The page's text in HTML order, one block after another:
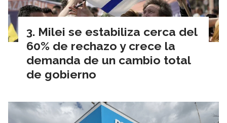
Milei se estabiliza cerca del
60% de rechazo y crece la
demanda de un cambio total
de gobierno